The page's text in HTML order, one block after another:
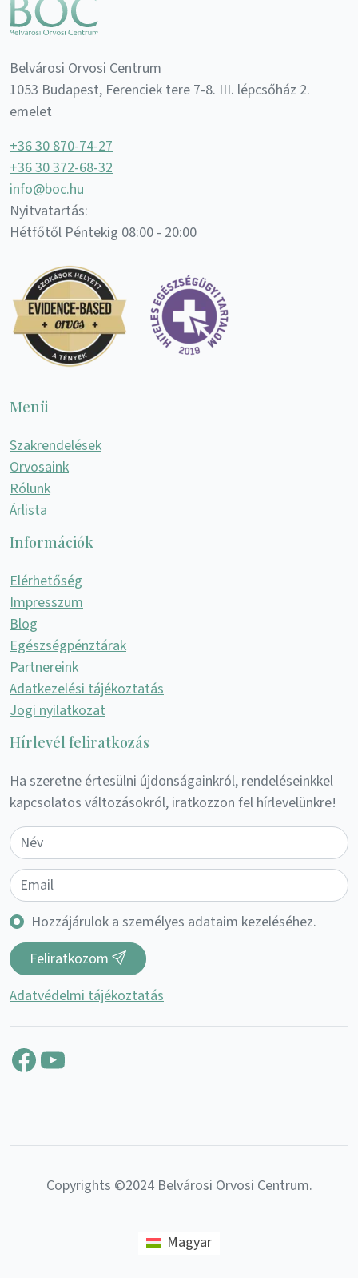
Belvárosi Orvosi Centrum
1053 Budapest, Ferenciek tere 7-8. III. lépcsőház 2.
emelet
+36 30 870-74-27
+36 30 372-68-32
info@boc.hu
Nyitvatartás:
Hétfőtől Péntekig 08:00 - 20:00
Menü
Szakrendelések
Orvosaink
Rólunk
Árlista
Információk
Elérhetőség
Impresszum
Blog
Egészségpénztárak
Partnereink
Adatkezelési tájékoztatás
Jogi nyilatkozat
Hírlevél feliratkozás
Ha szeretne értesülni újdonságainkról, rendeléseinkkel
kapcsolatos változásokról, iratkozzon fel hírlevelünkre!
Hozzájárulok a személyes adataim kezeléséhez.
Feliratkozom
Adatvédelmi tájékoztatás
Facebook
YouTube
Copyrights ©2024 Belvárosi Orvosi Centrum.
Magyar